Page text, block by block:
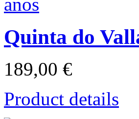
Quinta do
189,00 €
Product details